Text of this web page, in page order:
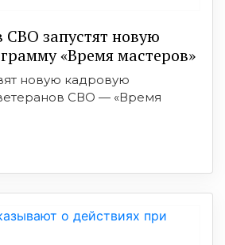
СВО запустят новую
«Время мастеров»
новую кадровую
СВО — «Время